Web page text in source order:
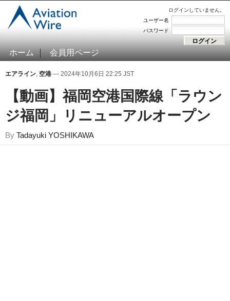
ログインしていません。
ユーザー名
パスワード
ホーム 会員用ページ
エアライン, 空港 — 2024年10月6日 22:25 JST
【動画】福岡空港国際線「ラウン
ジ福岡」リニューアルオープン
By Tadayuki YOSHIKAWA